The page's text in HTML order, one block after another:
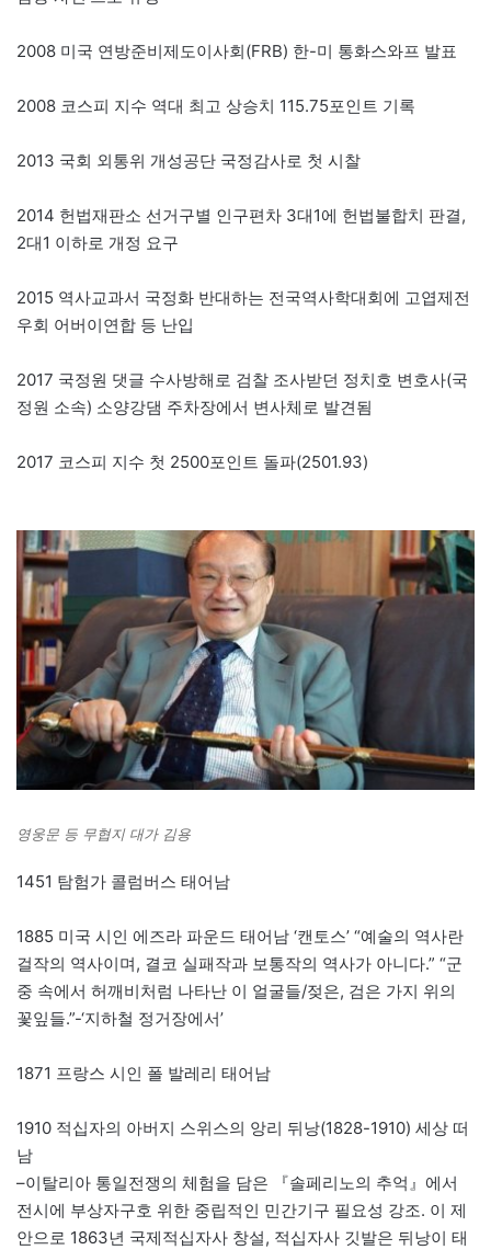
2008 미국 연방준비제도이사회(FRB) 한-미 통화스와프 발표
2008 코스피 지수 역대 최고 상승치 115.75포인트 기록
2013 국회 외통위 개성공단 국정감사로 첫 시찰
2014 헌법재판소 선거구별 인구편차 3대1에 헌법불합치 판결,
2대1 이하로 개정 요구
2015 역사교과서 국정화 반대하는 전국역사학대회에 고엽제전
우회 어버이연합 등 난입
2017 국정원 댓글 수사방해로 검찰 조사받던 정치호 변호사(국
정원 소속) 소양강댐 주차장에서 변사체로 발견됨
2017 코스피 지수 첫 2500포인트 돌파(2501.93)
영웅문 등 무협지 대가 김용
1451 탐험가 콜럼버스 태어남
1885 미국 시인 에즈라 파운드 태어남 ‘캔토스’ “예술의 역사란
걸작의 역사이며, 결코 실패작과 보통작의 역사가 아니다.” “군
중 속에서 허깨비처럼 나타난 이 얼굴들/젖은, 검은 가지 위의
꽃잎들.”-‘지하철 정거장에서’
1871 프랑스 시인 폴 발레리 태어남
1910 적십자의 아버지 스위스의 앙리 뒤낭(1828-1910) 세상 떠
남
–이탈리아 통일전쟁의 체험을 담은 『솔페리노의 추억』에서
전시에 부상자구호 위한 중립적인 민간기구 필요성 강조. 이 제
안으로 1863년 국제적십자사 창설, 적십자사 깃발은 뒤낭이 태